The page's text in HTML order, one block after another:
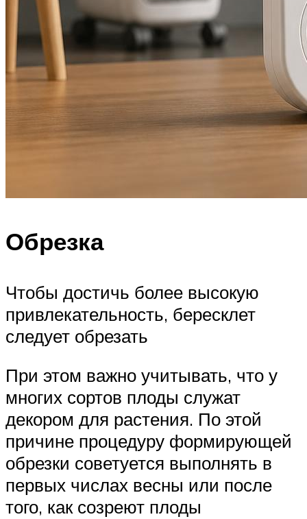
Обрезка
Чтобы достичь более высокую
привлекательность, бересклет
следует обрезать
При этом важно учитывать, что у
многих сортов плоды служат
декором для растения. По этой
причине процедуру формирующей
обрезки советуется выполнять в
первых числах весны или после
того, как созреют плоды